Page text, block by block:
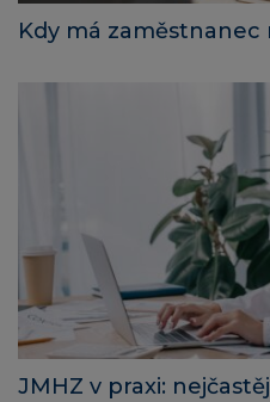
Kdy má
JMHZ v praxi: